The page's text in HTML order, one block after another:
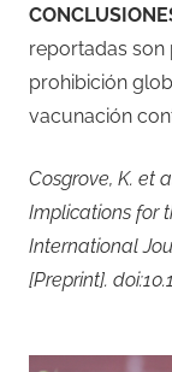
reportadas son
prohibición
vacunación
Cosgrove, K. et
Implications for
International
[Preprint].